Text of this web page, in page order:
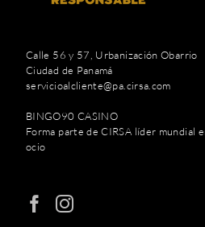
Calle 56 y 57, Urbanización Obarrio
Ciudad de Panamá
servicioalcliente@pa.cirsa.com
BINGO90 CASINO
Forma parte de CIRSA líder mundial
ocio